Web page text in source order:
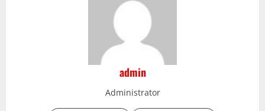
admin
Administrator